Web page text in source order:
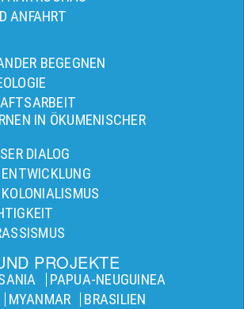
ANFAHRT
BEGEGNEN
IN ÖKUMENISCHER
DIALOG
PROJEKTE
PAPUA-NEUGUINEA
MYANMAR BRASILIEN